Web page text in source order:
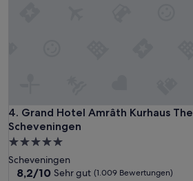
4. Grand Hotel Amrâth Kurhaus
Scheveningen
Grand Hotel Amrâth Kurhaus The
5.0-
Sterne-
Unterkunft
Scheveningen
8.2
8,2/10 Sehr gut (1.009 Bewertungen)